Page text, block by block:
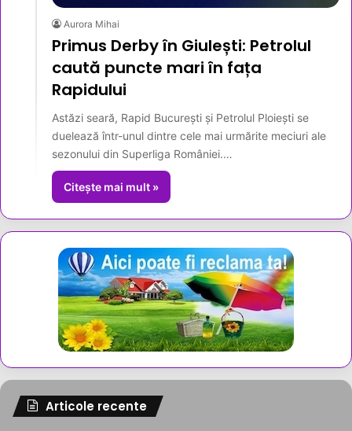
Aurora Mihai
Primus Derby în Giulești: Petrolul
caută puncte mari în fața
Rapidului
Astăzi seară, Rapid București și Petrolul Ploiești se
duelează într-unul dintre cele mai urmărite meciuri ale
sezonului din Superliga României.…
Citește mai mult »
Articole recente